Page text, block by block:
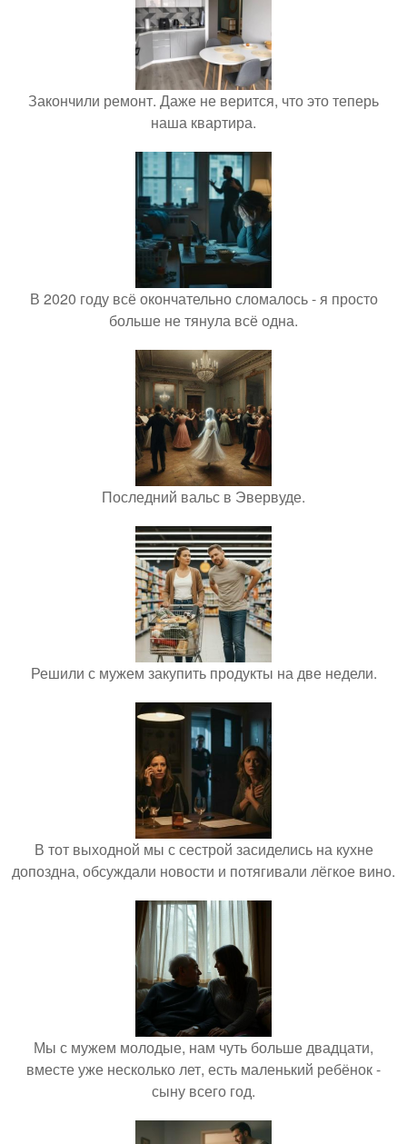
Закончили ремонт. Даже не верится, что это теперь
наша квартира.
В 2020 году всё окончательно сломалось - я просто
больше не тянула всё одна.
Последний вальс в Эвервуде.
Решили с мужем закупить продукты на две недели.
В тот выходной мы с сестрой засиделись на кухне
допоздна, обсуждали новости и потягивали лёгкое вино.
Мы с мужем молодые, нам чуть больше двадцати,
вместе уже несколько лет, есть маленький ребёнок -
сыну всего год.